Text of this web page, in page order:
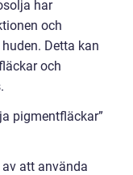
har
och
Detta kan
och
pigmentfläckar”
att använda